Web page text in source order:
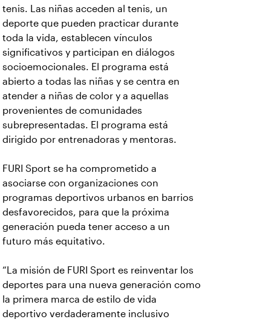
tenis. Las niñas acceden al tenis, un
deporte que pueden practicar durante
toda la vida, establecen vínculos
significativos y participan en diálogos
socioemocionales. El programa está
abierto a todas las niñas y se centra en
atender a niñas de color y a aquellas
provenientes de comunidades
subrepresentadas. El programa está
dirigido por entrenadoras y mentoras.
FURI Sport se ha comprometido a
asociarse con organizaciones con
programas deportivos urbanos en barrios
desfavorecidos, para que la próxima
generación pueda tener acceso a un
futuro más equitativo.
“La misión de FURI Sport es reinventar los
deportes para una nueva generación como
la primera marca de estilo de vida
deportivo verdaderamente inclusivo